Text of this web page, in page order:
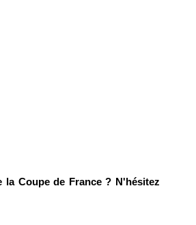
la Coupe de France ? N'hésitez